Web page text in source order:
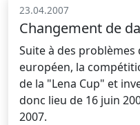
23.04.2007
Changement de
Suite à des
européen, la
de la "Lena Cup" et
donc lieu de 16 juin
2007.